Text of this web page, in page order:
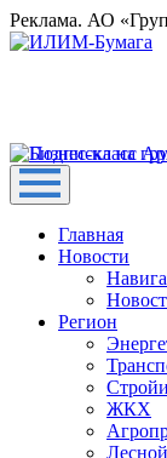
Реклама. АО
Главная
Новости
Регион
ЖКХ